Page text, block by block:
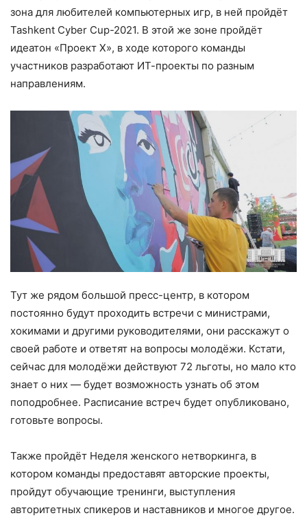
зона для любителей компьютерных игр, в ней пройдёт
Tashkent Cyber Cup-2021. В этой же зоне пройдёт
идеатон «Проект Х», в ходе которого команды
участников разработают ИТ-проекты по разным
направлениям.
Тут же рядом большой пресс-центр, в котором
постоянно будут проходить встречи с министрами,
хокимами и другими руководителями, они расскажут о
своей работе и ответят на вопросы молодёжи. Кстати,
сейчас для молодёжи действуют 72 льготы, но мало кто
знает о них — будет возможность узнать об этом
поподробнее. Расписание встреч будет опубликовано,
готовьте вопросы.
Также пройдёт Неделя женского нетворкинга, в
котором команды предоставят авторские проекты,
пройдут обучающие тренинги, выступления
авторитетных спикеров и наставников и многое другое.